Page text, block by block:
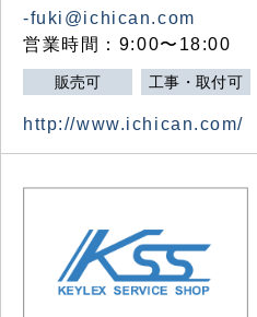
-fuki@ichican.com
営業時間：9:00〜18:00
販売可 工事・取付可
http://www.ichican.com/